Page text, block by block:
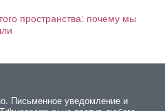
пространства: почему мы
Письменное уведомление и